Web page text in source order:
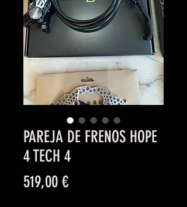
PAREJA DE FRENOS HOPE
4 TECH 4
519,00 €Precio